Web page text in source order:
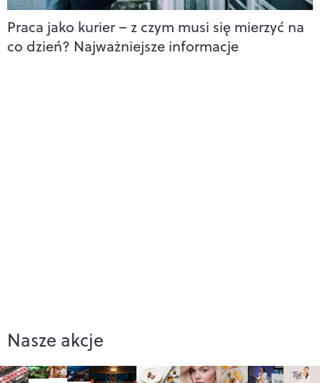
Praca jako kurier – z czym musi się mierzyć na
co dzień? Najważniejsze informacje
Nasze akcje